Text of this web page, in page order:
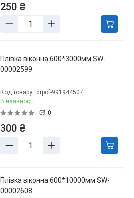
250 ₴
Плівка віконна 600*3000мм SW-
00002599
Код товару: drpof-991944507
В наявності
0
300 ₴
Плівка віконна 600*10000мм SW-
00002608